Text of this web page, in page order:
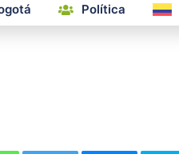
Política